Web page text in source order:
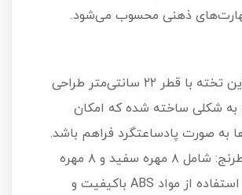
ذهنی محسوب می‌شود.
تخته بازی: این تخته با قطر ۲۲ سانتی‌متر طراحی
شکلی ساخته شده که امکان
به صورت پادساعتگرد فراهم باشد.
مهره‌های شطرنج: شامل ۸ مهره سفید و ۸ مهره
مشکی که با استفاده از مواد ABS باکیفیت و